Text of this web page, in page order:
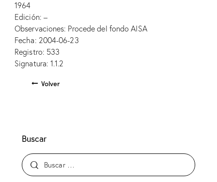
1964
Edición: –
Observaciones: Procede del fondo AISA
Fecha: 2004-06-23
Registro: 533
Signatura: 1.1.2
Volver
Buscar